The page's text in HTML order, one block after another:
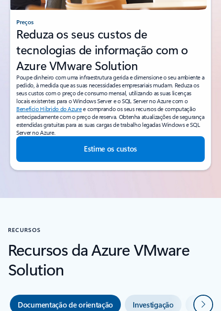
Preços
Reduza os seus custos de
tecnologias de informação com o
Azure VMware Solution
Poupe dinheiro com uma infraestrutura gerida e dimensione o seu ambiente a
pedido, à medida que as suas necessidades empresariais mudam. Reduza os
seus custos com o preço de consumo mensal, utilizando as suas licenças
locais existentes para o Windows Server e o SQL Server no Azure com o
Benefício Híbrido do Azuree comprando os seus recursos de computação
antecipadamente com o preço de reserva. Obtenha atualizações de segurança
estendidas gratuitas para as suas cargas de trabalho legadas Windows e SQL
Server no Azure.
Estime os custos
RECURSOS
Recursos da Azure VMware
Solution
Documentação de orientação Investigação